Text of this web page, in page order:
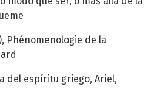
Phénomenologie de la
del espíritu griego, Ariel,